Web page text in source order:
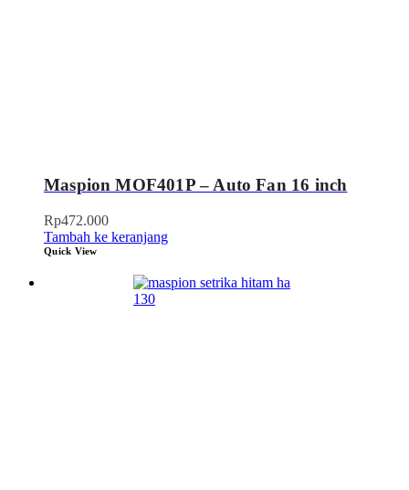
Maspion MOF401P – Auto Fan 16 inch
Rp472.000
Tambah ke keranjang
Quick View